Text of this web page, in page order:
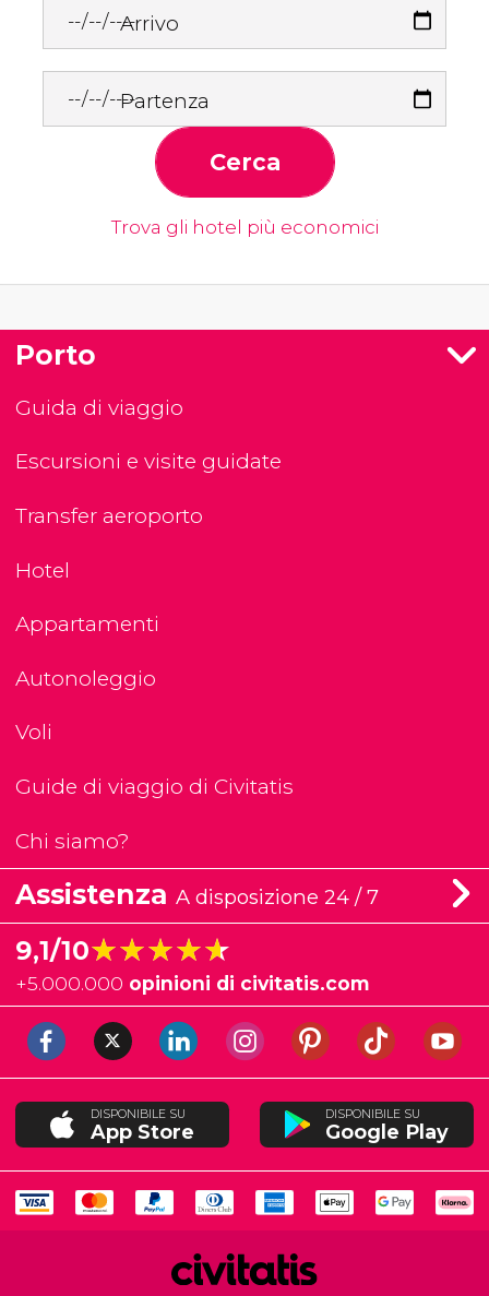
Arrivo
Partenza
Cerca
Trova gli hotel più economici
Porto
Guida di viaggio
Escursioni e visite guidate
Transfer aeroporto
Hotel
Appartamenti
Autonoleggio
Voli
Guide di viaggio di Civitatis
Chi siamo?
Assistenza A disposizione 24 / 7
9,1/10★★★★★
★★★★★
+5.000.000 opinioni di civitatis.com
DISPONIBILE SU
App Store
DISPONIBILE SU
Google Play